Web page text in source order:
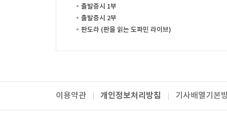
출발증시 1부
출발증시 2부
판도라 (판을 읽는 도파민 라이브)
이용약관 개인정보처리방침 기사배열기본
패밀리사이트